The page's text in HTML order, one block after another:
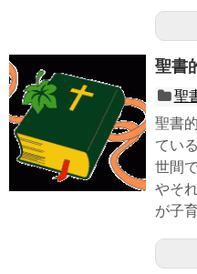
聖書
聖
聖書
てい
世間
やそ
が子